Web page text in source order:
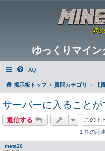
ゆっくりマイ
FAQ
掲示板トップ 質問カテゴリ 【
サーバーに入ることが
返信する
1 件の記
meta26